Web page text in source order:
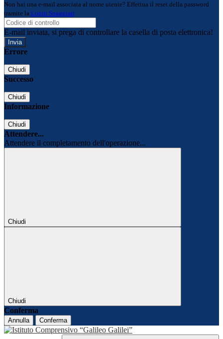
Non hai una e-mail associata al nome utente? Effettua il reset della password
tramite la Login Spaggiari
E-mail inviata, si prega di controllare la casella di posta elettronica!
Errore
Chiudi
Successo
Chiudi
Informazione
Chiudi
Attendere...
Attendere il completamento dell'operazione...
Chiudi
Chiudi
Conferma
Annulla Conferma